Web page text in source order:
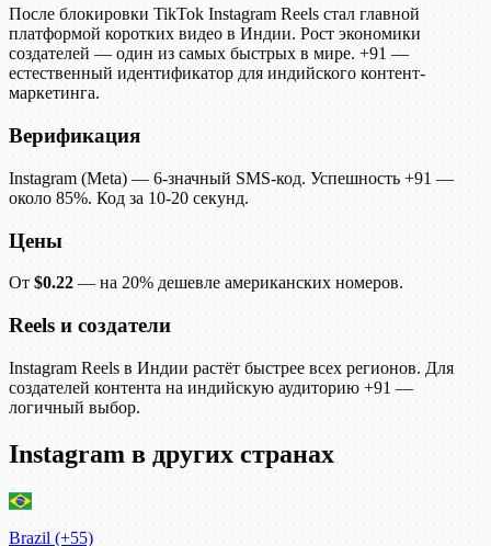
После блокировки TikTok Instagram Reels стал главной
платформой коротких видео в Индии. Рост экономики
создателей — один из самых быстрых в мире. +91 —
естественный идентификатор для индийского контент-
маркетинга.
Верификация
Instagram (Meta) — 6-значный SMS-код. Успешность +91 —
около 85%. Код за 10-20 секунд.
Цены
От $0.22 — на 20% дешевле американских номеров.
Reels и создатели
Instagram Reels в Индии растёт быстрее всех регионов. Для
создателей контента на индийскую аудиторию +91 —
логичный выбор.
Instagram в других странах
Brazil (+55)